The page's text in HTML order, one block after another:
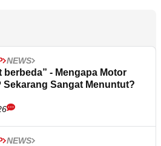
NEWS
berbeda” - Mengapa Motor
Sekarang Sangat Menuntut?
NEWS